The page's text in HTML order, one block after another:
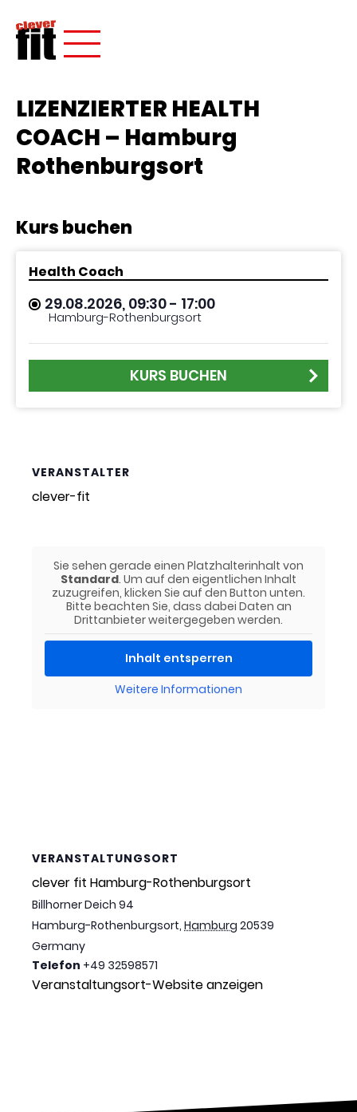
LIZENZIERTER HEALTH
COACH – Hamburg
Rothenburgsort
Kurs buchen
Health Coach
29.08.2026, 09:30- 17:00
Hamburg-Rothenburgsort
KURS BUCHEN
VERANSTALTER
clever-fit
VERANSTALTUNGSORT
clever fit Hamburg-Rothenburgsort
Billhorner Deich 94
Hamburg-Rothenburgsort, Hamburg 20539
Germany
Telefon +49 32598571
Veranstaltungsort-Website anzeigen
Sie sehen gerade einen Platzhalterinhalt von
Standard. Um auf den eigentlichen Inhalt
zuzugreifen, klicken Sie auf den Button unten.
Bitte beachten Sie, dass dabei Daten an
Drittanbieter weitergegeben werden.
Inhalt entsperren
Weitere Informationen